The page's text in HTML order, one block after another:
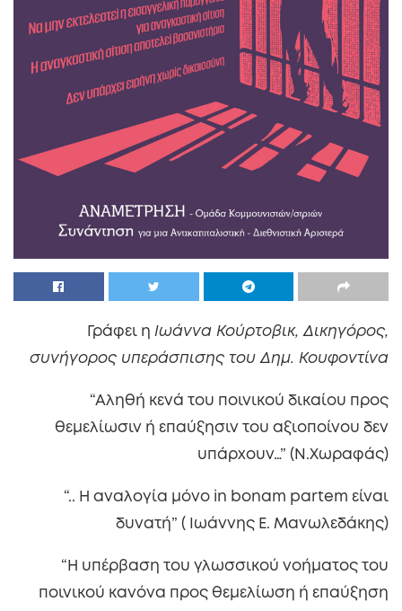
Γράφει η Ιωάννα Κούρτοβικ, Δικηγόρος,
συνήγορος υπεράσπισης του Δημ. Κουφοντίνα
“Αληθή κενά του ποινικού δικαίου προς
θεμελίωσιν ή επαύξησιν του αξιοποίνου δεν
υπάρχουν…” (Ν.Χωραφάς)
“.. Η αναλογία μόνο in bonam partem είναι
δυνατή” ( Ιωάννης Ε. Μανωλεδάκης)
“Η υπέρβαση του γλωσσικού νοήματος του
ποινικού κανόνα προς θεμελίωση ή επαύξηση